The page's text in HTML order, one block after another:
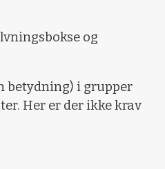
og
betydning) i grupper
Her er der ikke krav